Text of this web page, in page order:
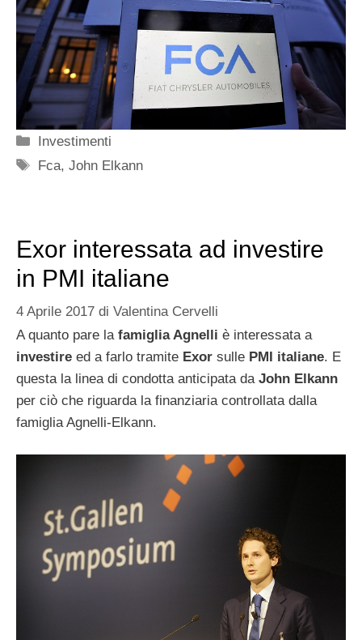
Categorie
Investimenti
Tag
Fca,John Elkann
Exor interessata ad investire
in PMI italiane
4 Aprile 2017 di Valentina Cervelli
A quanto pare la famiglia Agnelli è interessata a
investire ed a farlo tramite Exor sulle PMI italiane. E
questa la linea di condotta anticipata da John Elkann
per ciò che riguarda la finanziaria controllata dalla
famiglia Agnelli-Elkann.